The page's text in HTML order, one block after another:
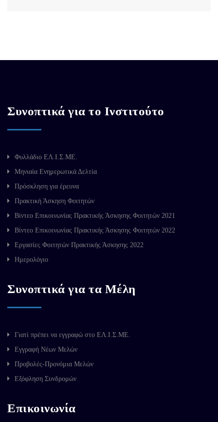
Συνοπτικά για το Ινστιτούτο
Φυλλάδιο ΕΛ.Ι.Σ.ΜΕ.
Μηνιαία Ενημερωτικά Δελτία
Πρόσκληση για έρευνα
Πρακτική Άσκηση Φοιτητών
Βίντεο Επικοινωνίας Πρακτικής Άσκησης Φοιτητών 2021
Βίντεο Επικοινωνίας Πρακτικής Άσκησης Φοιτητών 2022
Εργασίες Φοιτητών Πρακτικής Άσκησης 2022
Ημερολόγιο
Συνοπτικά για τα Μέλη
Γιατί πρέπει να εγγραφώ στο ΕΛ.Ι.Σ.ΜΕ.
Εγγραφή Νέων Μελών
Προβολές-Προνόμια Μελών
Εξόφληση Συνδρομών
Επικοινωνία